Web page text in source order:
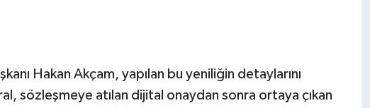
Hakan Akçam, yapılan bu yeniliğin detaylarını
sözleşmeye atılan dijital onaydan sonra ortaya çıkan